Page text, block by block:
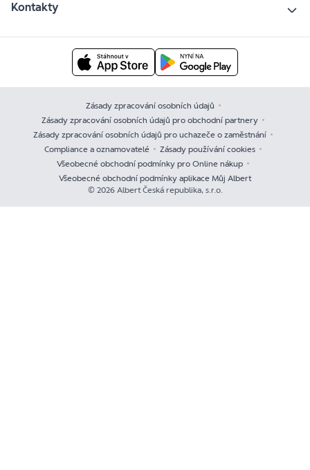
Kontakty
Zásady zpracování osobních údajů
Zásady zpracování osobních údajů pro obchodní partnery
Zásady zpracování osobních údajů pro uchazeče o zaměstnání
Compliance a oznamovatelé
Zásady používání cookies
Všeobecné obchodní podmínky pro Online nákup
Všeobecné obchodní podmínky aplikace Můj Albert
© 2026 Albert Česká republika, s.r.o.